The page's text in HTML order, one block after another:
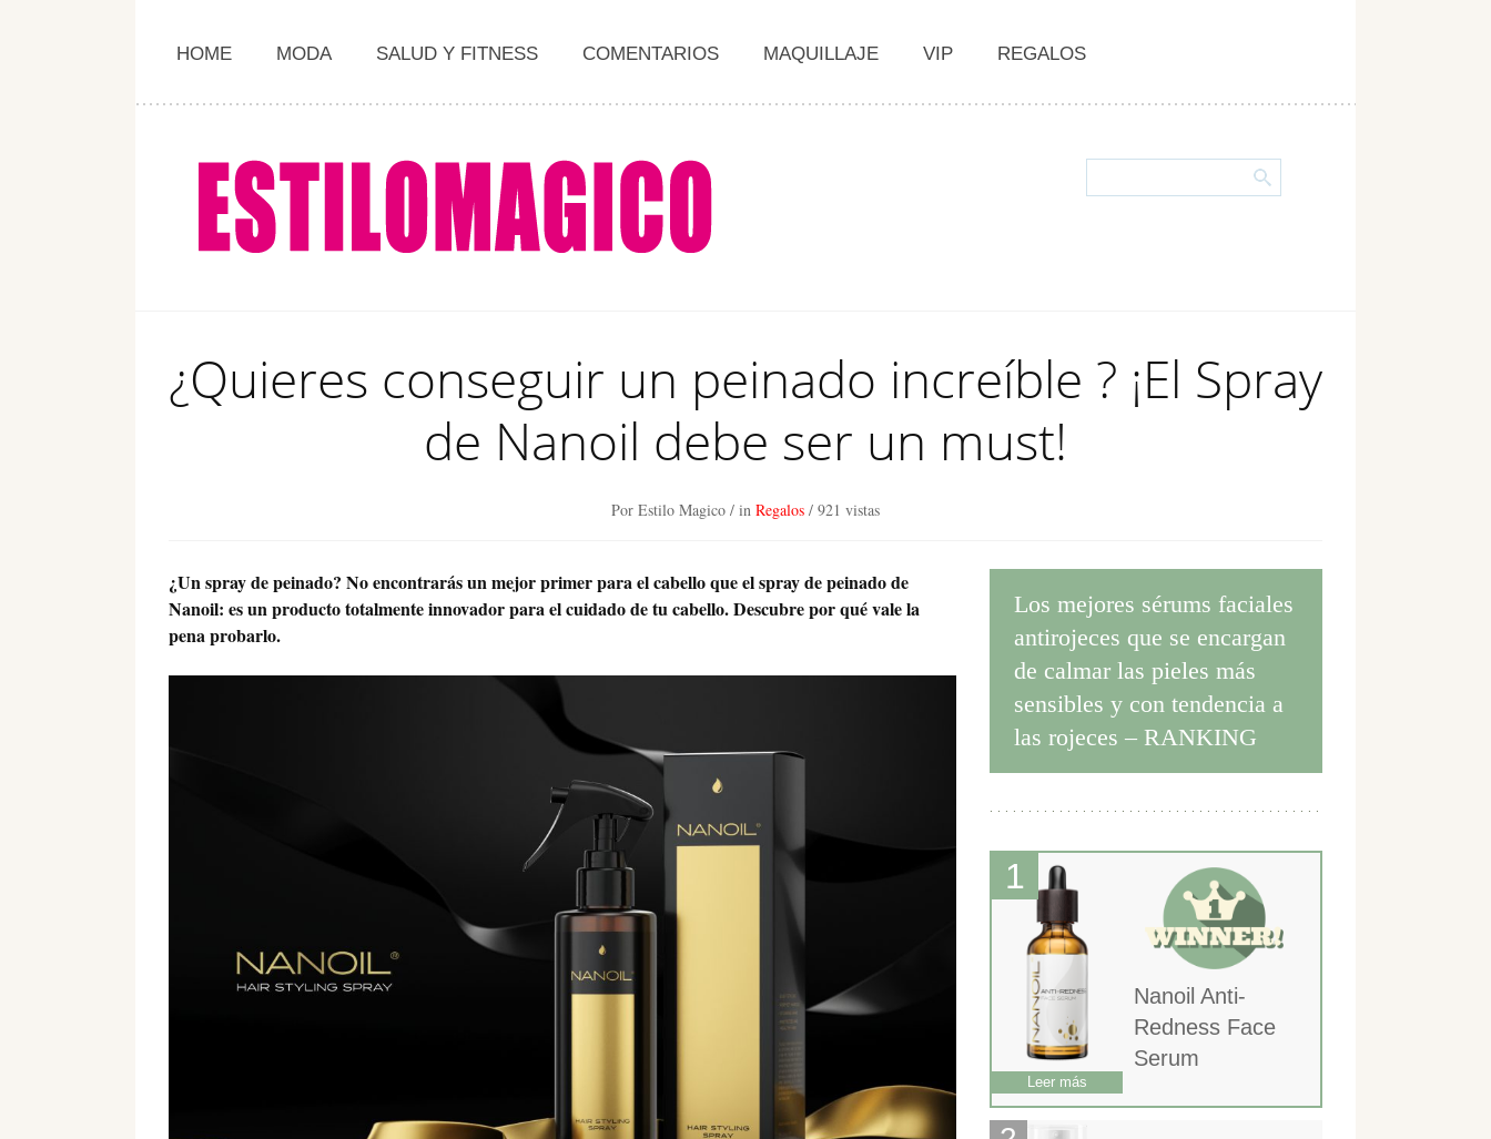
HOME MODA SALUD Y FITNESS COMENTARIOS MAQUILLAJE VIP REGALOS
¿Quieres conseguir un peinado increíble ? ¡El Spray
de Nanoil debe ser un must!
Por Estilo Magico / in Regalos / 921 vistas
¿Un spray de peinado? No encontrarás un mejor primer para el cabello que el spray de peinado de
Nanoil: es un producto totalmente innovador para el cuidado de tu cabello. Descubre por qué vale la
pena probarlo.
Los mejores sérums faciales
antirojeces que se encargan
de calmar las pieles más
sensibles y con tendencia a
las rojeces – RANKING
Nanoil Anti-
Redness Face
Serum
Leer más